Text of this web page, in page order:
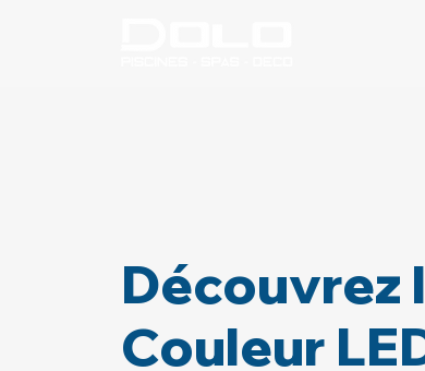
Découvrez
Couleur